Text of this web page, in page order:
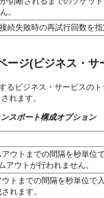
。
続失敗時の再試行回数を
ージ(ビジネス・サ
るビジネス・サービスの
れます。
スポート構成オプション
ウトまでの間隔を秒単位
アウトが行われません。
トまでの間隔を秒単位で
れます。